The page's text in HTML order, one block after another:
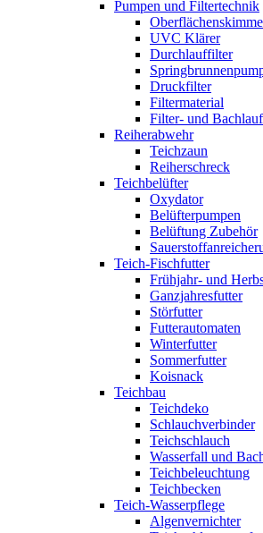
Pumpen und Filtertechnik
UVC Klärer
Durchlauffilter
Druckfilter
Filtermaterial
Filter- und
Reiherabwehr
Teichzaun
Reiherschreck
Teichbelüfter
Oxydator
Belüfterpumpen
Belüftung Zubehör
Teich-Fischfutter
Frühjahr- und
Ganzjahresfutter
Störfutter
Futterautomaten
Winterfutter
Sommerfutter
Koisnack
Teichbau
Teichdeko
Schlauchverbinder
Teichschlauch
Wasserfall und
Teichbeleuchtung
Teichbecken
Teich-Wasserpflege
Algenvernichter